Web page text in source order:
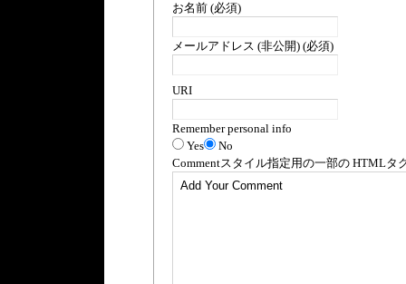
お名前 (必須)
メールアドレス (非公開) (必須)
URI
Remember personal info
Yes
No
Commentスタイル指定用の一部の HTMLタ